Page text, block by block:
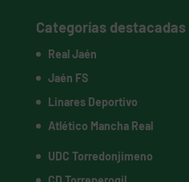
Categorías destacadas
Real Jaén
Jaén FS
Linares Deportivo
Atlético Mancha Real
UDC Torredonjimeno